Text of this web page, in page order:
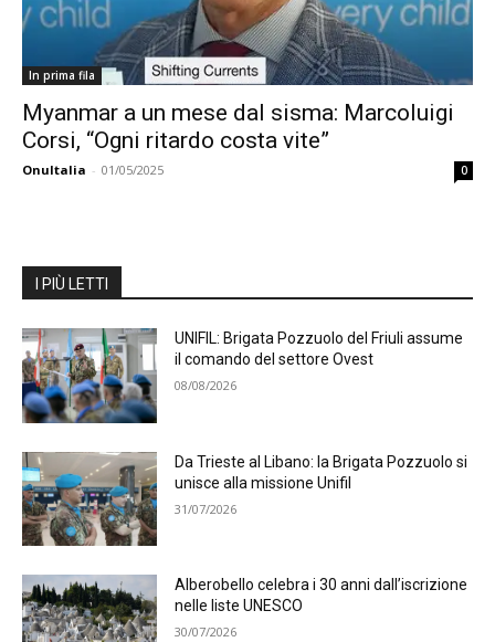
In prima fila
Myanmar a un mese dal sisma: Marcoluigi
Corsi, “Ogni ritardo costa vite”
OnuItalia - 01/05/2025 0
I PIÙ LETTI
UNIFIL: Brigata Pozzuolo del Friuli assume
il comando del settore Ovest
08/08/2026
Da Trieste al Libano: la Brigata Pozzuolo si
unisce alla missione Unifil
31/07/2026
Alberobello celebra i 30 anni dall’iscrizione
nelle liste UNESCO
30/07/2026